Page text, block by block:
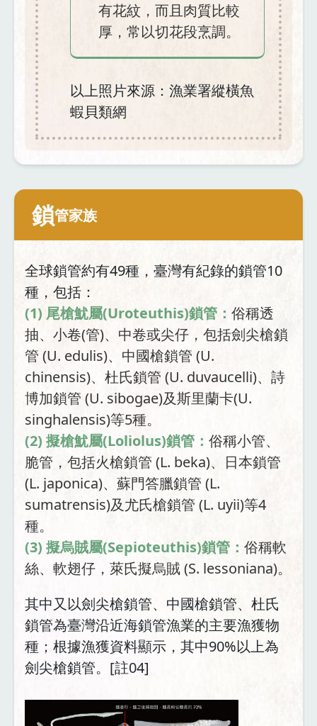
有花紋，而且肉質比較
厚，常以切花段烹調。
以上照片來源：漁業署縱橫魚
蝦貝類網
鎖管家族
全球鎖管約有49種，臺灣有紀錄的鎖管10
種，包括：
(1) 尾槍魷屬(Uroteuthis)鎖管： 俗稱透
抽、小卷(管)、中卷或尖仔，包括劍尖槍鎖
管 (U. edulis)、中國槍鎖管 (U.
chinensis)、杜氏鎖管 (U. duvaucelli)、詩
博加鎖管 (U. sibogae)及斯里蘭卡(U.
singhalensis)等5種。
(2) 擬槍魷屬(Loliolus)鎖管： 俗稱小管、
脆管，包括火槍鎖管 (L. beka)、日本鎖管
(L. japonica)、蘇門答臘鎖管 (L.
sumatrensis)及尤氏槍鎖管 (L. uyii)等4
種。
(3) 擬烏賊屬(Sepioteuthis)鎖管： 俗稱軟
絲、軟翅仔，萊氏擬烏賊 (S. lessoniana)。
其中又以劍尖槍鎖管、中國槍鎖管、杜氏
鎖管為臺灣沿近海鎖管漁業的主要漁獲物
種；根據漁獲資料顯示，其中90%以上為
劍尖槍鎖管。[註04]